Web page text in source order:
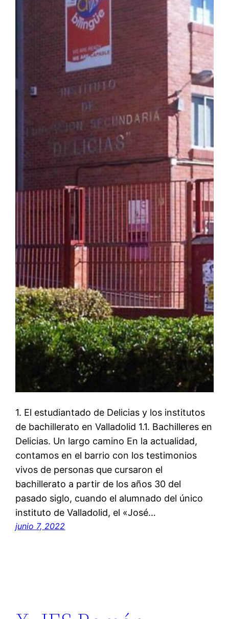
1. El estudiantado de Delicias y los institutos
de bachillerato en Valladolid 1.1. Bachilleres en
Delicias. Un largo camino En la actualidad,
contamos en el barrio con los testimonios
vivos de personas que cursaron el
bachillerato a partir de los años 30 del
pasado siglo, cuando el alumnado del único
instituto de Valladolid, el «José…
junio 7, 2022